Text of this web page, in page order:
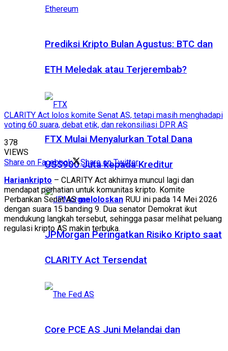
Prediksi Kripto Bulan Agustus: BTC dan
ETH Meledak atau Terjerembab?
FTX Mulai Menyalurkan Total Dana
US$900 Juta kepada Kreditur
JPMorgan Peringatkan Risiko Kripto saat
CLARITY Act Tersendat
Core PCE AS Juni Melandai dan
CLARITY Act lolos komite Senat AS, tetapi masih menghadapi
voting 60 suara, debat etik, dan rekonsiliasi DPR AS
378
VIEWS
Share on Facebook
Share on Twitter
Hariankripto – CLARITY Act akhirnya muncul lagi dan
mendapat perhatian untuk komunitas kripto. Komite
Perbankan Senat ASmeloloskan RUU ini pada 14 Mei 2026
dengan suara 15 banding 9. Dua senator Demokrat ikut
mendukung langkah tersebut, sehingga pasar melihat peluang
regulasi kripto AS makin terbuka.